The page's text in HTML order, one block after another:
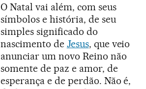
O Natal vai além, com seus
símbolos e história, de seu
simples significado do
nascimento de Jesus, que veio
anunciar um novo Reino não
somente de paz e amor, de
esperança e de perdão. Não é,